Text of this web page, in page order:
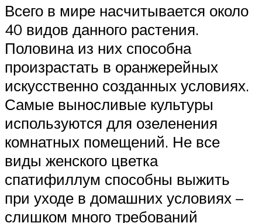
Всего в мире насчитывается около
40 видов данного растения.
Половина из них способна
произрастать в оранжерейных
искусственно созданных условиях.
Самые выносливые культуры
используются для озеленения
комнатных помещений. Не все
виды женского цветка
спатифиллум способны выжить
при уходе в домашних условиях –
слишком много требований